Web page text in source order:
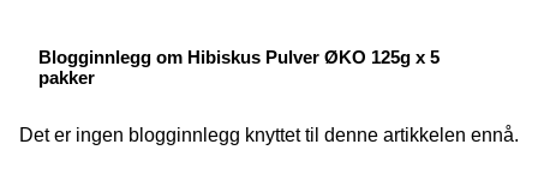
Blogginnlegg om Hibiskus Pulver ØKO 125g x 5
pakker
Det er ingen blogginnlegg knyttet til denne artikkelen ennå.